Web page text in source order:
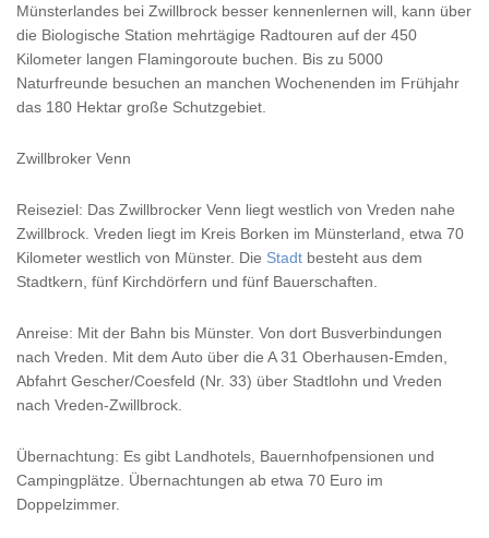
Münsterlandes bei Zwillbrock besser kennenlernen will, kann über
die Biologische Station mehrtägige Radtouren auf der 450
Kilometer langen Flamingoroute buchen. Bis zu 5000
Naturfreunde besuchen an manchen Wochenenden im Frühjahr
das 180 Hektar große Schutzgebiet.
Zwillbroker Venn
Reiseziel: Das Zwillbrocker Venn liegt westlich von Vreden nahe
Zwillbrock. Vreden liegt im Kreis Borken im Münsterland, etwa 70
Kilometer westlich von Münster. Die Stadt besteht aus dem
Stadtkern, fünf Kirchdörfern und fünf Bauerschaften.
Anreise: Mit der Bahn bis Münster. Von dort Busverbindungen
nach Vreden. Mit dem Auto über die A 31 Oberhausen-Emden,
Abfahrt Gescher/Coesfeld (Nr. 33) über Stadtlohn und Vreden
nach Vreden-Zwillbrock.
Übernachtung: Es gibt Landhotels, Bauernhofpensionen und
Campingplätze. Übernachtungen ab etwa 70 Euro im
Doppelzimmer.